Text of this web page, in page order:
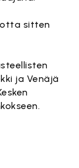
sitten
ja Venäjä